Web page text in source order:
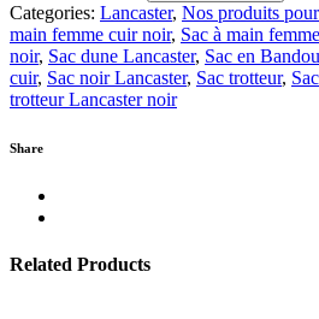
Categories: Lancaster, Nos produits
main femme cuir noir, Sac à main
noir, Sac dune Lancaster, Sac en
cuir, Sac noir Lancaster, Sac trotteur,
trotteur Lancaster noir
Share
Related Products